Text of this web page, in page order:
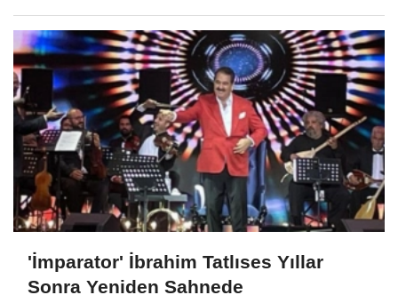
'İmparator' İbrahim Tatlıses Yıllar
Sonra Yeniden Sahnede